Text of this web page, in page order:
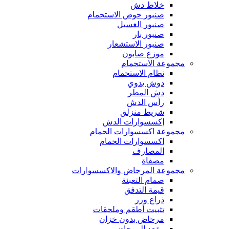
خلاط دش
صنبور حوض الاستحمام
صنبور الغسيل
صنبور بار
صنبور الاستشعار
موزع صابون
مجموعة الاستحمام
نظام الاستحمام
دوش يدوي
دش المطر
رأس الدش
شريط منزلق
إكسسوارات الدش
مجموعة اكسسوارات الحمام
اكسسوارات الحمام
المصارف
مصفاة
مجموعة المرحاض والاكسسوارات
صمام التعبئة
قيمة التدفق
ذراع وزر
تثبيت أطقم وملحقات
مرحاض بدون خزان